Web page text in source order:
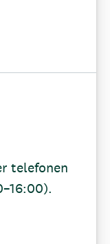
telefonen